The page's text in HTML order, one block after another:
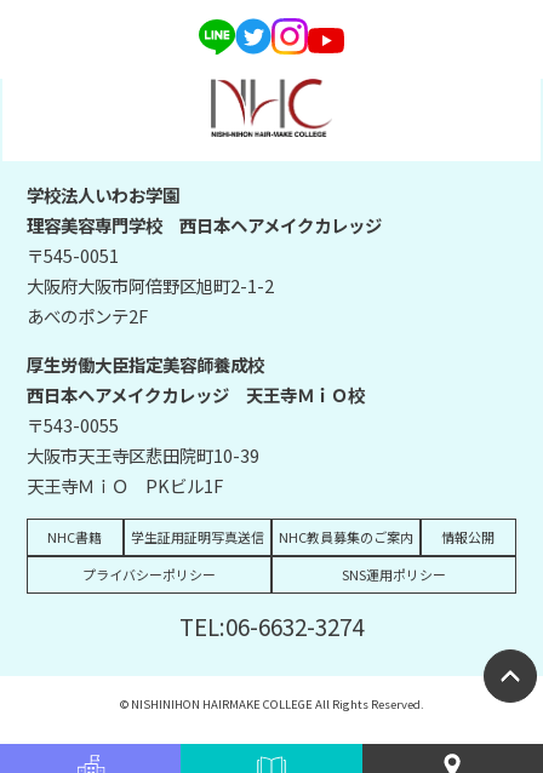
学校法人いわお学園
理容美容専門学校 西日本ヘアメイクカレッジ
〒545-0051
大阪府大阪市阿倍野区旭町2-1-2
あべのポンテ2F
厚生労働大臣指定美容師養成校
西日本ヘアメイクカレッジ 天王寺ＭｉＯ校
〒543-0055
大阪市天王寺区悲田院町10-39
天王寺ＭｉＯ PKビル1F
NHC書籍 学生証用証明写真送信 NHC教員募集のご案内
情報公開
プライバシーポリシー
SNS運用ポリシー
TEL:06-6632-3274
© NISHINIHON HAIRMAKE COLLEGE All Rights Reserved.